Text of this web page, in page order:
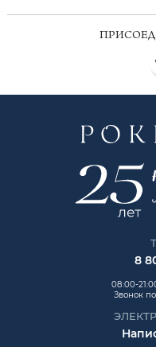
8
08:00-
Звонок